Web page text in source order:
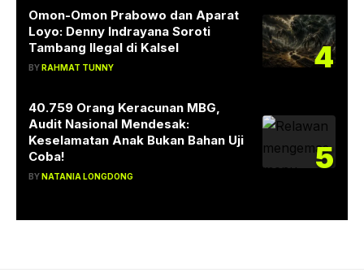
Omon-Omon Prabowo dan Aparat
Loyo: Denny Indrayana Soroti
Tambang Ilegal di Kalsel
BYRAHMAT TUNNY 4
40.759 Orang Keracunan MBG,
Audit Nasional Mendesak:
Keselamatan Anak Bukan Bahan Uji
Coba!
BYNATANIA LONGDONG
5